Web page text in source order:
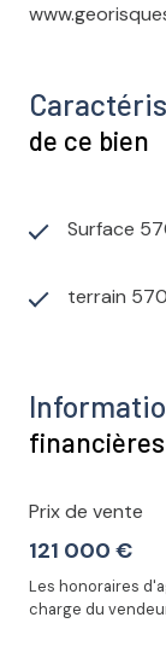
de ce bien
Surface
terrain
financières
Prix de vente
121 000 €
Les honoraires
charge du